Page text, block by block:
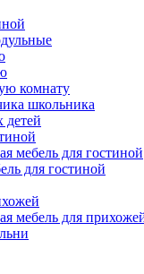
комнату
школьника
детей
мебель для гостиной
для гостиной
мебель для